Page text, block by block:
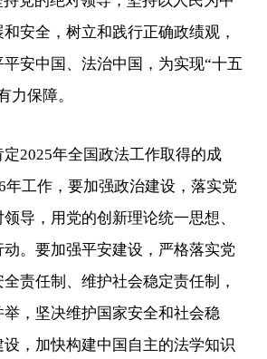
安全，树立和践行正确政绩观，
安中国、法治中国，为实现“十五
力保障。
年全国政法工作取得的成
年工作，要加强政治建设，落实党
导，用党的创新理论统一思想、
。要加强平安建设，严格落实党
责任制、维护社会稳定责任制，
，坚决维护国家安全和社会稳
，加快构建中国自主的法学知识